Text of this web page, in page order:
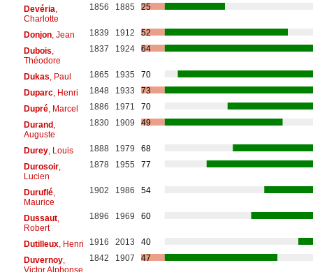
Devéria
Charlotte
1856 1885 25
Donjon, Jean 1839 1912
52
Dubois
Théodore
1837 1924 64
Dukas , Paul 1865 1935
70
Duparc, Henri 1848 1933
73
Dupré, Marcel 1886 1971
70
Durand,
Auguste
1830 1909 49
Durey, Louis 1888 1979
68
Durosoir,
Lucien
1878 1955 77
Duruflé,
Maurice
1902 1986 54
Dussaut,
Robert
1896 1969 60
Dutilleux, Henri 1916 2013
40
Duvernoy,
Victor Alphonse
1842 1907 47